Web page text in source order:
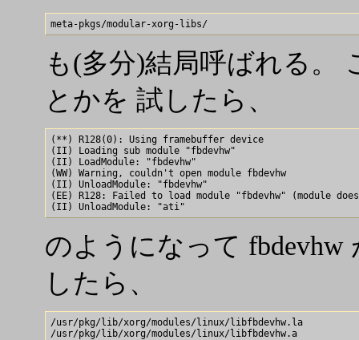
も(多分)結局呼ばれる。
とかを 試したら、
(**) R128(0): Using framebuffer device
(II) Loading sub module "fbdevhw"
(II) LoadModule: "fbdevhw"
(WW) Warning, couldn't open module fbdevhw
(II) UnloadModule: "fbdevhw"
(EE) R128: Failed to load module "fbdevhw" (module
のようになって
したら、
/usr/pkg/lib/xorg/modules/linux/libfbdevhw.la
/usr/pkg/lib/xorg/modules/linux/libfbdevhw.a